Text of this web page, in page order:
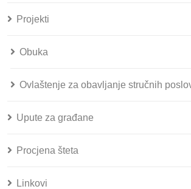
Projekti
Obuka
Ovlaštenje za obavljanje stručnih
Upute za građane
Procjena šteta
Linkovi